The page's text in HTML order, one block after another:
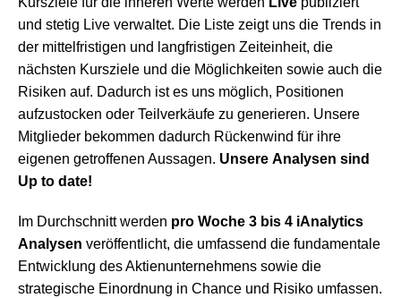
und stetig Live verwaltet. Die Liste zeigt uns die Trends in
der mittelfristigen und langfristigen Zeiteinheit, die
nächsten Kursziele und die Möglichkeiten sowie auch die
Risiken auf. Dadurch ist es uns möglich, Positionen
aufzustocken oder Teilverkäufe zu generieren. Unsere
Mitglieder bekommen dadurch Rückenwind für ihre
eigenen getroffenen Aussagen. Unsere Analysen sind
Up to date!
Im Durchschnitt werden pro Woche 3 bis 4 iAnalytics
Analysen veröffentlicht, die umfassend die fundamentale
Entwicklung des Aktienunternehmens sowie die
strategische Einordnung in Chance und Risiko umfassen.